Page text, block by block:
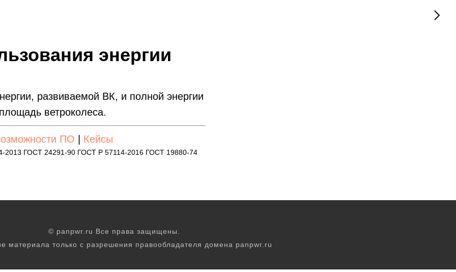
энергии
развиваемой ВК, и полной энергии
ветроколеса.
ПО Кейсы
2013 ГОСТ 24291-90 ГОСТ Р 57114-2016 ГОСТ 19880-74
© panpwr.ru Все права защищены.
материала только с разрешения правообладателя домена panpwr.ru